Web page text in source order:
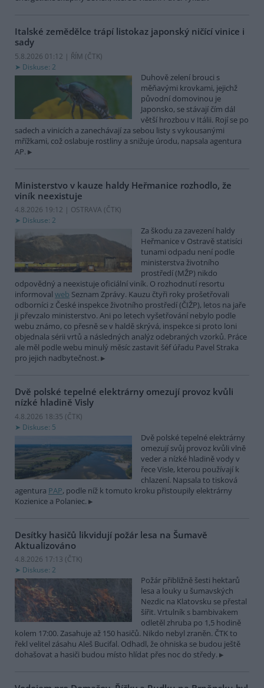
Italské zemědělce trápí listokaz japonský ničící vinice i
sady
5.8.2026 01:12 | ŘÍM (ČTK)
Diskuse: 2
Duhově zelení brouci s
měňavými krovkami, jejichž
původní domovinou je
Japonsko, se stávají čím dál
větší hrozbou v Itálii. Rojí se po
sadech a vinicích a zanechávají za sebou listy s vykousanými
mřížkami, což oslabuje rostliny a snižuje úrodu, napsala agentura
AP.
Ministerstvo v kauze haldy Heřmanice rozhodlo, že
viník neexistuje
4.8.2026 19:12 | OSTRAVA (ČTK)
Diskuse: 2
Za škodu za zavezení haldy
Heřmanice v Ostravě statisíci
tunami odpadu není podle
ministerstva životního
prostředí (MŽP) nikdo
odpovědný a neexistuje oficiální viník. O rozhodnutí resortu
informoval web Seznam Zprávy. Kauzu čtyři roky prošetřovali
odborníci z České inspekce životního prostředí (ČIŽP), letos na jaře
ji převzalo ministerstvo. Ani po letech vyšetřování nebylo podle
webu známo, co přesně se v haldě skrývá, inspekce si proto loni
objednala sérii vrtů a následných analýz odebraných vzorků. Práce
ale měl podle webu minulý měsíc zastavit šéf úřadu Pavel Straka
pro jejich nadbytečnost.
Dvě polské tepelné elektrárny omezují provoz kvůli
nízké hladině Visly
4.8.2026 18:35 (ČTK)
Diskuse: 5
Dvě polské tepelné elektrárny
omezují svůj provoz kvůli vlně
veder a nízké hladině vody v
řece Visle, kterou používají k
chlazení. Napsala to tisková
agentura PAP, podle níž k tomuto kroku přistoupily elektrárny
Kozienice a Polaniec.
Desítky hasičů likvidují požár lesa na Šumavě
Aktualizováno
4.8.2026 17:13 (ČTK)
Diskuse: 2
Požár přibližně šesti hektarů
lesa a louky u šumavských
Nezdic na Klatovsku se přestal
šířit. Vrtulník s bambivakem
odletěl zhruba po 1,5 hodině
kolem 17:00. Zasahuje až 150 hasičů. Nikdo nebyl zraněn. ČTK to
řekl velitel zásahu Aleš Bucifal. Odhadl, že ohniska se budou ještě
dohašovat a hasiči budou místo hlídat přes noc do středy.